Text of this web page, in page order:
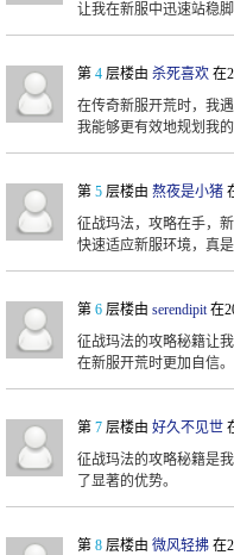
让我在新服中迅速站稳脚
第 4 层楼由 杀死喜欢 在
在传奇新服开荒时，我
我能够更有效地规划我的
第 5 层楼由 熬夜是小猪
征战玛法，攻略在手，
快速适应新服环境，真是
第 6 层楼由 serendipit在
征战玛法的攻略秘籍让
在新服开荒时更加自信。
第 7 层楼由 好久不见世
征战玛法的攻略秘籍是
了显著的优势。
第 8 层楼由 微风轻拂 在